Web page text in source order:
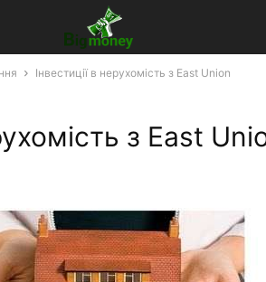
Інвестиції в нерухомість з East Union
з East